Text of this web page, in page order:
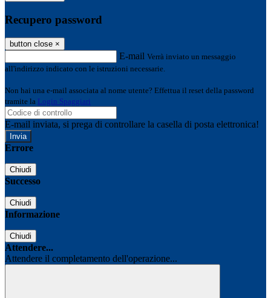
Recupero password
button close ×
E-mail Verrà inviato un messaggio
all'indirizzo indicato con le istruzioni necessarie.
Non hai una e-mail associata al nome utente? Effettua il reset della password
tramite la Login Spaggiari
E-mail inviata, si prega di controllare la casella di posta elettronica!
Errore
Chiudi
Successo
Chiudi
Informazione
Chiudi
Attendere...
Attendere il completamento dell'operazione...